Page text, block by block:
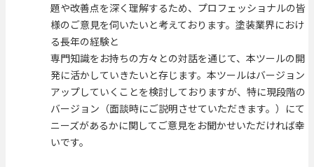
題や改善点を深く理解するため、プロフェッショナルの皆
様のご意見を伺いたいと考えております。塗装業界におけ
る長年の経験と
専門知識をお持ちの方々との対話を通じて、本ツールの開
発に活かしていきたいと存じます。本ツールはバージョン
アップしていくことを検討しておりますが、特に現段階の
バージョン（面談時にご説明させていただきます。）にて
ニーズがあるかに関してご意見をお聞かせいただければ幸
いです。